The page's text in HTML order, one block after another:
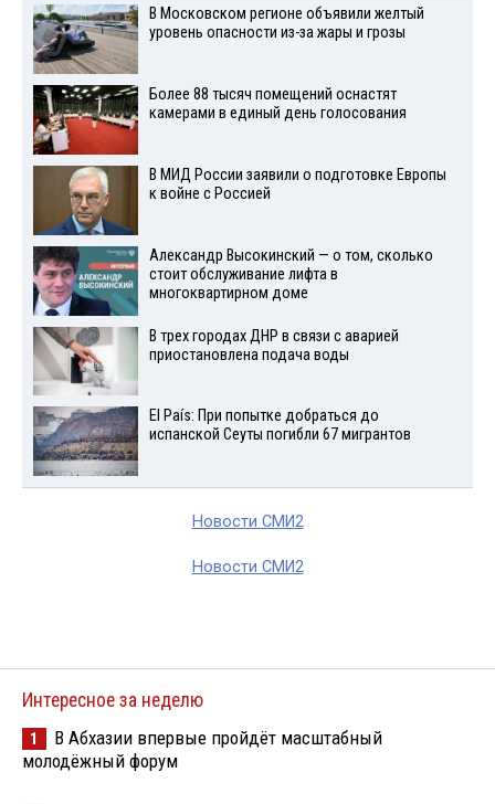
В Московском регионе объявили желтый
уровень опасности из-за жары и грозы
Более 88 тысяч помещений оснастят
камерами в единый день голосования
В МИД России заявили о подготовке Европы
к войне с Россией
Александр Высокинский — о том, сколько
стоит обслуживание лифта в
многоквартирном доме
В трех городах ДНР в связи с аварией
приостановлена подача воды
El País: При попытке добраться до
испанской Сеуты погибли 67 мигрантов
Новости СМИ2
Новости СМИ2
Интересное за неделю
1
В Абхазии впервые пройдёт масштабный
молодёжный форум